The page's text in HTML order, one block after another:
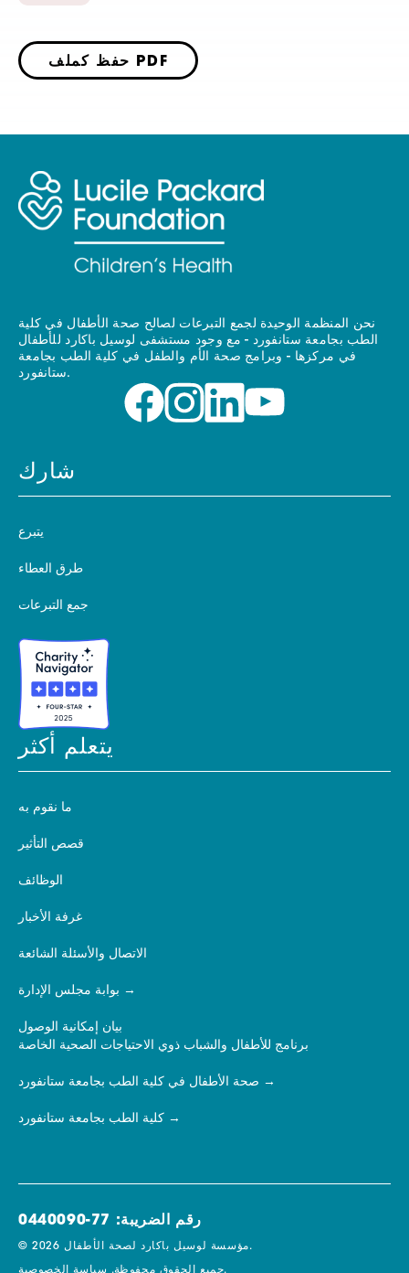
حفظ كملف PDF
نحن المنظمة الوحيدة لجمع التبرعات لصالح صحة الأطفال في كلية
الطب بجامعة ستانفورد - مع وجود مستشفى لوسيل باكارد للأطفال
في مركزها - وبرامج صحة الأم والطفل في كلية الطب بجامعة
ستانفورد.
شارك
يتبرع
طرق العطاء
جمع التبرعات
يتعلم أكثر
ما نقوم به
قصص التأثير
الوظائف
غرفة الأخبار
الاتصال والأسئلة الشائعة
بوابة مجلس الإدارة
بيان إمكانية الوصول
برنامج للأطفال والشباب ذوي الاحتياجات الصحية الخاصة
صحة الأطفال في كلية الطب بجامعة ستانفورد
كلية الطب بجامعة ستانفورد
رقم الضريبة: 77-0440090
© 2026 مؤسسة لوسيل باكارد لصحة الأطفال.
جميع الحقوق محفوظة.سياسة الخصوصية.